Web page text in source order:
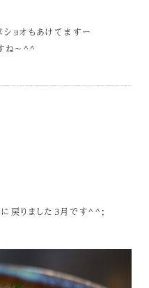
ョオもあけてますー
ね～^^
戻りました3月です^^;